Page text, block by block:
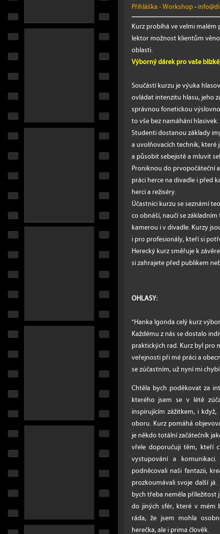
Přihláška - Workshop-
Kurz probíhá ve velmi
lektor možnost klientům
oblasti.
Výborný dárek pro vaše
Součástí kurzu je výuka
ovládat intenzitu hlasu, jeho
správnou fonetickou
to vše bez namáhání hlasivek.
Studenti dostanou základy
a uvolňovacích technik,
a působit sebejistě a mluvit
Proniknou do prvopočáteční
práci herce na divadle i před
herci a režiséry.
Účastníci kurzu se seznámí
co obnáší, naučí se
kamerou i v divadle. Kurzy
i pro profesionály, kteří si
Herecký kurz směřuje k
si zahrajete před publikem
OHLASY:
"Hanka Igonda celý kurz
Každému z nás se dostalo
praktických rad. Kurz byl pro
veřejnosti při mé práci a
se zúčastním, už nyní mi
Chtěla bych poděkovat za
kterého jsem se v létě
inspirujícím zážitkem, i
oboru. Kurz pomáhá
je někdo totální začátečník
vřele doporučuji těm, kteří
vystupování a
podněcovali naši fantazii,
prozkoumávali svoje další
bych třeba neměla
do jiných sfér, které v mém
ráda, že jsem mohla
herečka, ale i prima člověk.